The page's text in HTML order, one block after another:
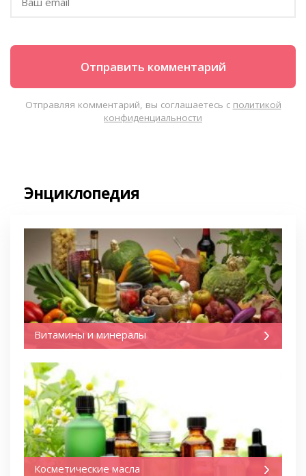
Отправляя комментарий, вы соглашаетесь с политикой
конфиденциальности
Энциклопедия
Витамины и минералы
Косметические масла